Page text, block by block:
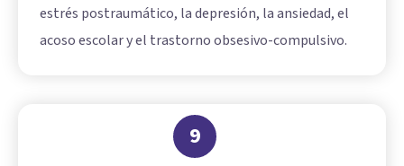
estrés postraumático, la depresión, la ansiedad, el
acoso escolar y el trastorno obsesivo-compulsivo.
9